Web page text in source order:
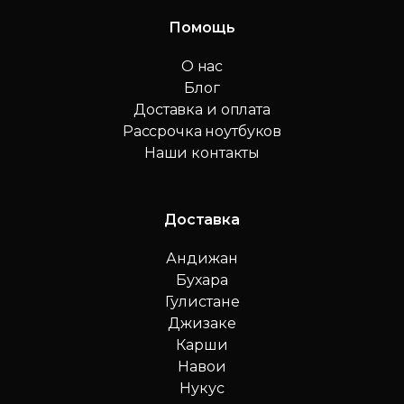
Помощь
О нас
Блог
Доставка и оплата
Рассрочка ноутбуков
Наши контакты
Доставка
Андижан
Бухара
Гулистане
Джизаке
Карши
Навои
Нукус